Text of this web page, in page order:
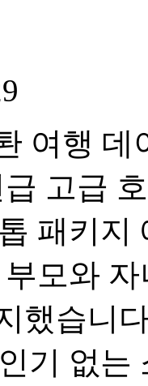
여행
고급
패키지
모와
했습니
기 없는